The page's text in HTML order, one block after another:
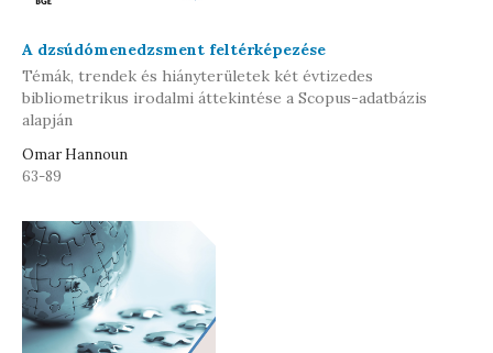
A dzsúdómenedzsment feltérképezése
Témák, trendek és hiányterületek két évtizedes
bibliometrikus irodalmi áttekintése a Scopus-adatbázis
alapján
Omar Hannoun
63-89